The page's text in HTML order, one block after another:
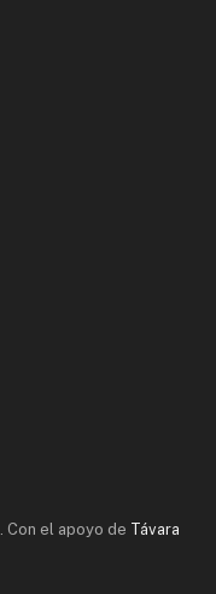
. Con el apoyo de Távara